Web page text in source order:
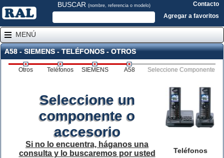
BUSCAR (nombre, referencia o modelo)
Contacto
Agregar a favoritos
MENÚ
A58 - SIEMENS - TELÉFONOS - OTROS
Otros Teléfonos SIEMENS A58 Seleccione Componente
Teléfonos
Seleccione un
componente o
accesorio
Si no lo encuentra, háganos una
consulta y lo buscaremos por usted